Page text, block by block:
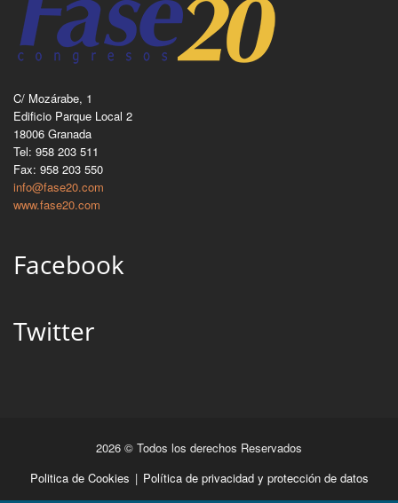
C/ Mozárabe, 1
Edificio Parque Local 2
18006 Granada
Tel: 958 203 511
Fax: 958 203 550
info@fase20.com
www.fase20.com
Facebook
Twitter
2026 © Todos los derechos Reservados
Politica de Cookies | Política de privacidad y protección de datos